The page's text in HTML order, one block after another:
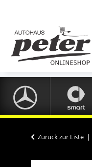
Zurück zur Liste